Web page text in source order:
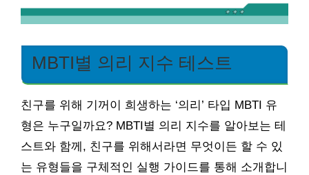
MBTI별 의리 지수 테스트
친구를 위해 기꺼이 희생하는 ‘의리’ 타입 MBTI 유
형은 누구일까요? MBTI별 의리 지수를 알아보는 테
스트와 함께, 친구를 위해서라면 무엇이든 할 수 있
는 유형들을 구체적인 실행 가이드를 통해 소개합니